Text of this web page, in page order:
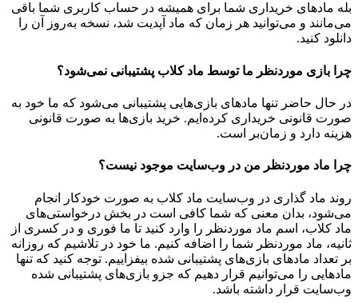
بله مادهای خریداری شما برای همیشه در حساب کاربری شما باقی
می‌مانند و می‌توانید هر زمان که ماد آپدیت شد، نسخه به‌روز آن را
دانلود کنید.
چرا بازی موردنظر ما توسط ماد کلاب پشتیبانی نمی‌شود؟
در حال حاضر تنها مادهای بازی‌هایی پشتیبانی می‌شود که ما خود به
صورت قانونی خریداری کرده‌ایم. خرید بازی‌ها به صورت قانونی
هزینه دارد و زمان‌بر است.
چرا ماد موردنظر من در وب‌سایت موجود نیست؟
روند ماد گذاری در وب‌سایت ماد کلاب به صورت خودکار انجام
می‌شود، بدان معنی که شما کافی است در بخش درخواستی‌های
ماد کلاب، اسم ماد موردنظر را وارد کنید تا ما فوری و در کسری از
ثانیه، ماد موردنظر شما را اضافه کنیم. ما خود در تلاشیم که روزانه
بر تعداد مادهای بازی‌های پشتیبانی شده بیفزاییم. توجه کنید که تنها
مادهایی را می‌توانیم قرار دهیم که جزو بازی‌های پشتیبانی شده
وب‌سایت قرار داشته باشد.